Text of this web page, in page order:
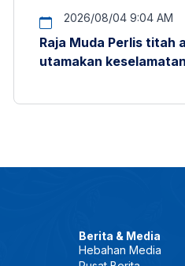
2026/08/04 9:04 AM
Raja Muda Perlis titah
utamakan
Berita & Media
Hebahan Media